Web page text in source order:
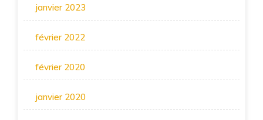
janvier 2023
février 2022
février 2020
janvier 2020